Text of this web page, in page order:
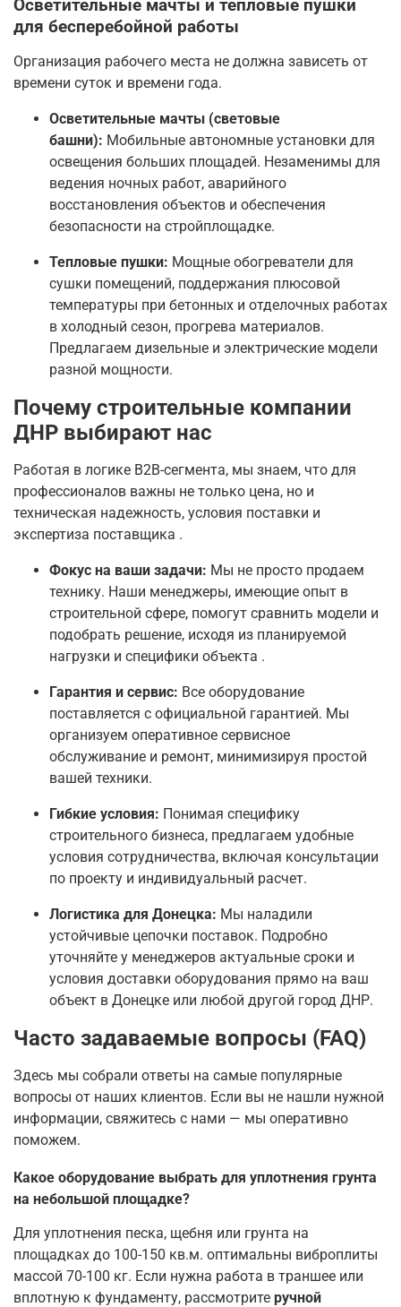
Осветительные мачты и тепловые пушки
для бесперебойной работы
Организация рабочего места не должна зависеть от
времени суток и времени года.
Осветительные мачты (световые
башни): Мобильные автономные установки для
освещения больших площадей. Незаменимы для
ведения ночных работ, аварийного
восстановления объектов и обеспечения
безопасности на стройплощадке.
Тепловые пушки: Мощные обогреватели для
сушки помещений, поддержания плюсовой
температуры при бетонных и отделочных работах
в холодный сезон, прогрева материалов.
Предлагаем дизельные и электрические модели
разной мощности.
Почему строительные компании
ДНР выбирают нас
Работая в логике B2B-сегмента, мы знаем, что для
профессионалов важны не только цена, но и
техническая надежность, условия поставки и
экспертиза поставщика .
Фокус на ваши задачи: Мы не просто продаем
технику. Наши менеджеры, имеющие опыт в
строительной сфере, помогут сравнить модели и
подобрать решение, исходя из планируемой
нагрузки и специфики объекта .
Гарантия и сервис: Все оборудование
поставляется с официальной гарантией. Мы
организуем оперативное сервисное
обслуживание и ремонт, минимизируя простой
вашей техники.
Гибкие условия: Понимая специфику
строительного бизнеса, предлагаем удобные
условия сотрудничества, включая консультации
по проекту и индивидуальный расчет.
Логистика для Донецка: Мы наладили
устойчивые цепочки поставок. Подробно
уточняйте у менеджеров актуальные сроки и
условия доставки оборудования прямо на ваш
объект в Донецке или любой другой город ДНР.
Часто задаваемые вопросы (FAQ)
Здесь мы собрали ответы на самые популярные
вопросы от наших клиентов. Если вы не нашли нужной
информации, свяжитесь с нами — мы оперативно
поможем.
Какое оборудование выбрать для уплотнения грунта
на небольшой площадке?
Для уплотнения песка, щебня или грунта на
площадках до 100-150 кв.м. оптимальны виброплиты
массой 70-100 кг. Если нужна работа в траншее или
вплотную к фундаменту, рассмотрите ручной